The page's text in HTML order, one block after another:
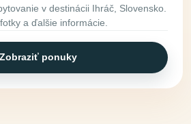
v destinácii Ihráč, Slovensko.
a ďalšie informácie.
Zobraziť ponuky